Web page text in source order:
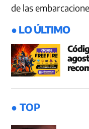
de las
● LO ÚLTIMO
● TOP